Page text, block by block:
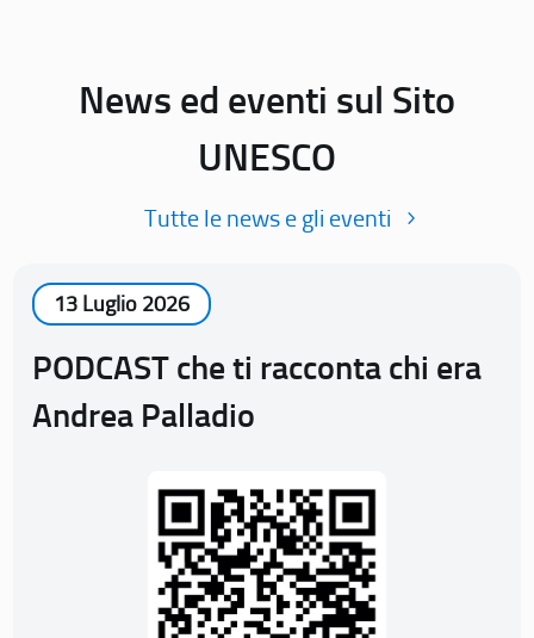
News ed eventi sul Sito
UNESCO
Tutte le news e gli eventi
13 Luglio 2026
PODCAST che ti racconta chi era
Andrea Palladio